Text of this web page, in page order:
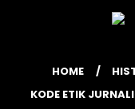
HOME
KODE ETIK